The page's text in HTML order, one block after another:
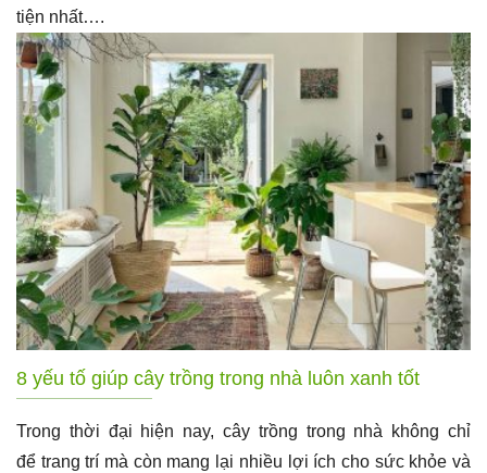
tiện nhất….
8 yếu tố giúp cây trồng trong nhà luôn xanh tốt
Trong thời đại hiện nay, cây trồng trong nhà không chỉ
để trang trí mà còn mang lại nhiều lợi ích cho sức khỏe và